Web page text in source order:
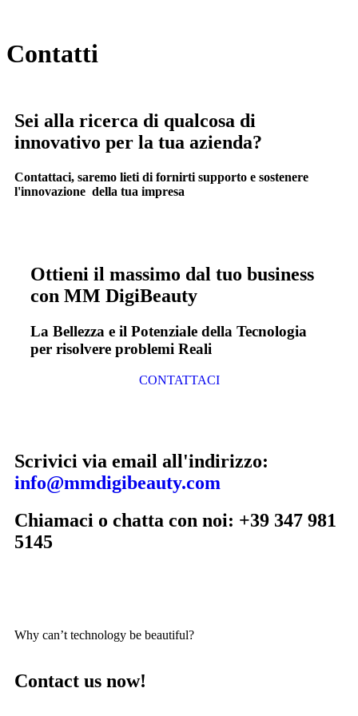
Contatti
Sei alla ricerca di qualcosa di
innovativo per la tua azienda?
Contattaci, saremo lieti di fornirti supporto e sostenere
l'innovazione della tua impresa
Ottieni il massimo dal tuo business
con MM DigiBeauty
La Bellezza e il Potenziale della Tecnologia
per risolvere problemi Reali
CONTATTACI
Scrivici via email all'indirizzo:
info@mmdigibeauty.com
Chiamaci o chatta con noi: +39 347 981
5145
Why can’t technology be beautiful?
Contact us now!